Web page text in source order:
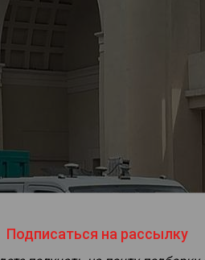
Подписаться на рассылку